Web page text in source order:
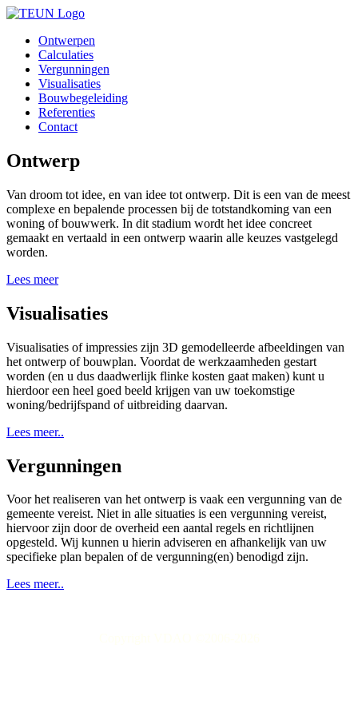
Ontwerpen
Calculaties
Vergunningen
Visualisaties
Bouwbegeleiding
Referenties
Contact
Ontwerp
Van droom tot idee, en van idee tot ontwerp. Dit is een van de meest
complexe en bepalende processen bij de totstandkoming van een
woning of bouwwerk. In dit stadium wordt het idee concreet
gemaakt en vertaald in een ontwerp waarin alle keuzes vastgelegd
worden.
Lees meer
Visualisaties
Visualisaties of impressies zijn 3D gemodelleerde afbeeldingen van
het ontwerp of bouwplan. Voordat de werkzaamheden gestart
worden (en u dus daadwerlijk flinke kosten gaat maken) kunt u
hierdoor een heel goed beeld krijgen van uw toekomstige
woning/bedrijfspand of uitbreiding daarvan.
Lees meer..
Vergunningen
Voor het realiseren van het ontwerp is vaak een vergunning van de
gemeente vereist. Niet in alle situaties is een vergunning vereist,
hiervoor zijn door de overheid een aantal regels en richtlijnen
opgesteld. Wij kunnen u hierin adviseren en afhankelijk van uw
specifieke plan bepalen of de vergunning(en) benodigd zijn.
Lees meer..